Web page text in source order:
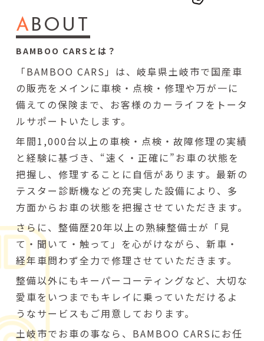
ABOUT
BAMBOO CARSとは？
「BAMBOO CARS」は、岐阜県土岐市で国産車
の販売をメインに車検・点検・修理や万が一に
備えての保険まで、お客様のカーライフをトータ
ルサポートいたします。
年間1,000台以上の車検・点検・故障修理の実績
と経験に基づき、“速く・正確に”お車の状態を
把握し、修理することに自信があります。最新の
テスター診断機などの充実した設備により、多
方面からお車の状態を把握させていただきます。
さらに、整備歴20年以上の熟練整備士が「見
て・聞いて・触って」を心がけながら、新車・
経年車問わず全力で修理させていただきます。
整備以外にもキーパーコーティングなど、大切な
愛車をいつまでもキレイに乗っていただけるよ
うなサービスもご用意しております。
土岐市でお車の事なら、BAMBOO CARSにお任